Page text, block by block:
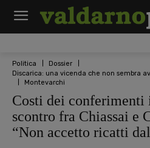
Politica
Dossier
Discarica: una vicenda che non sembra
Montevarchi
Costi dei conferimenti
scontro fra Chiassai e
“Non accetto ricatti